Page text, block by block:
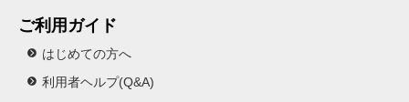
ご利用ガイド
はじめての方へ
利用者ヘルプ(Q&A)